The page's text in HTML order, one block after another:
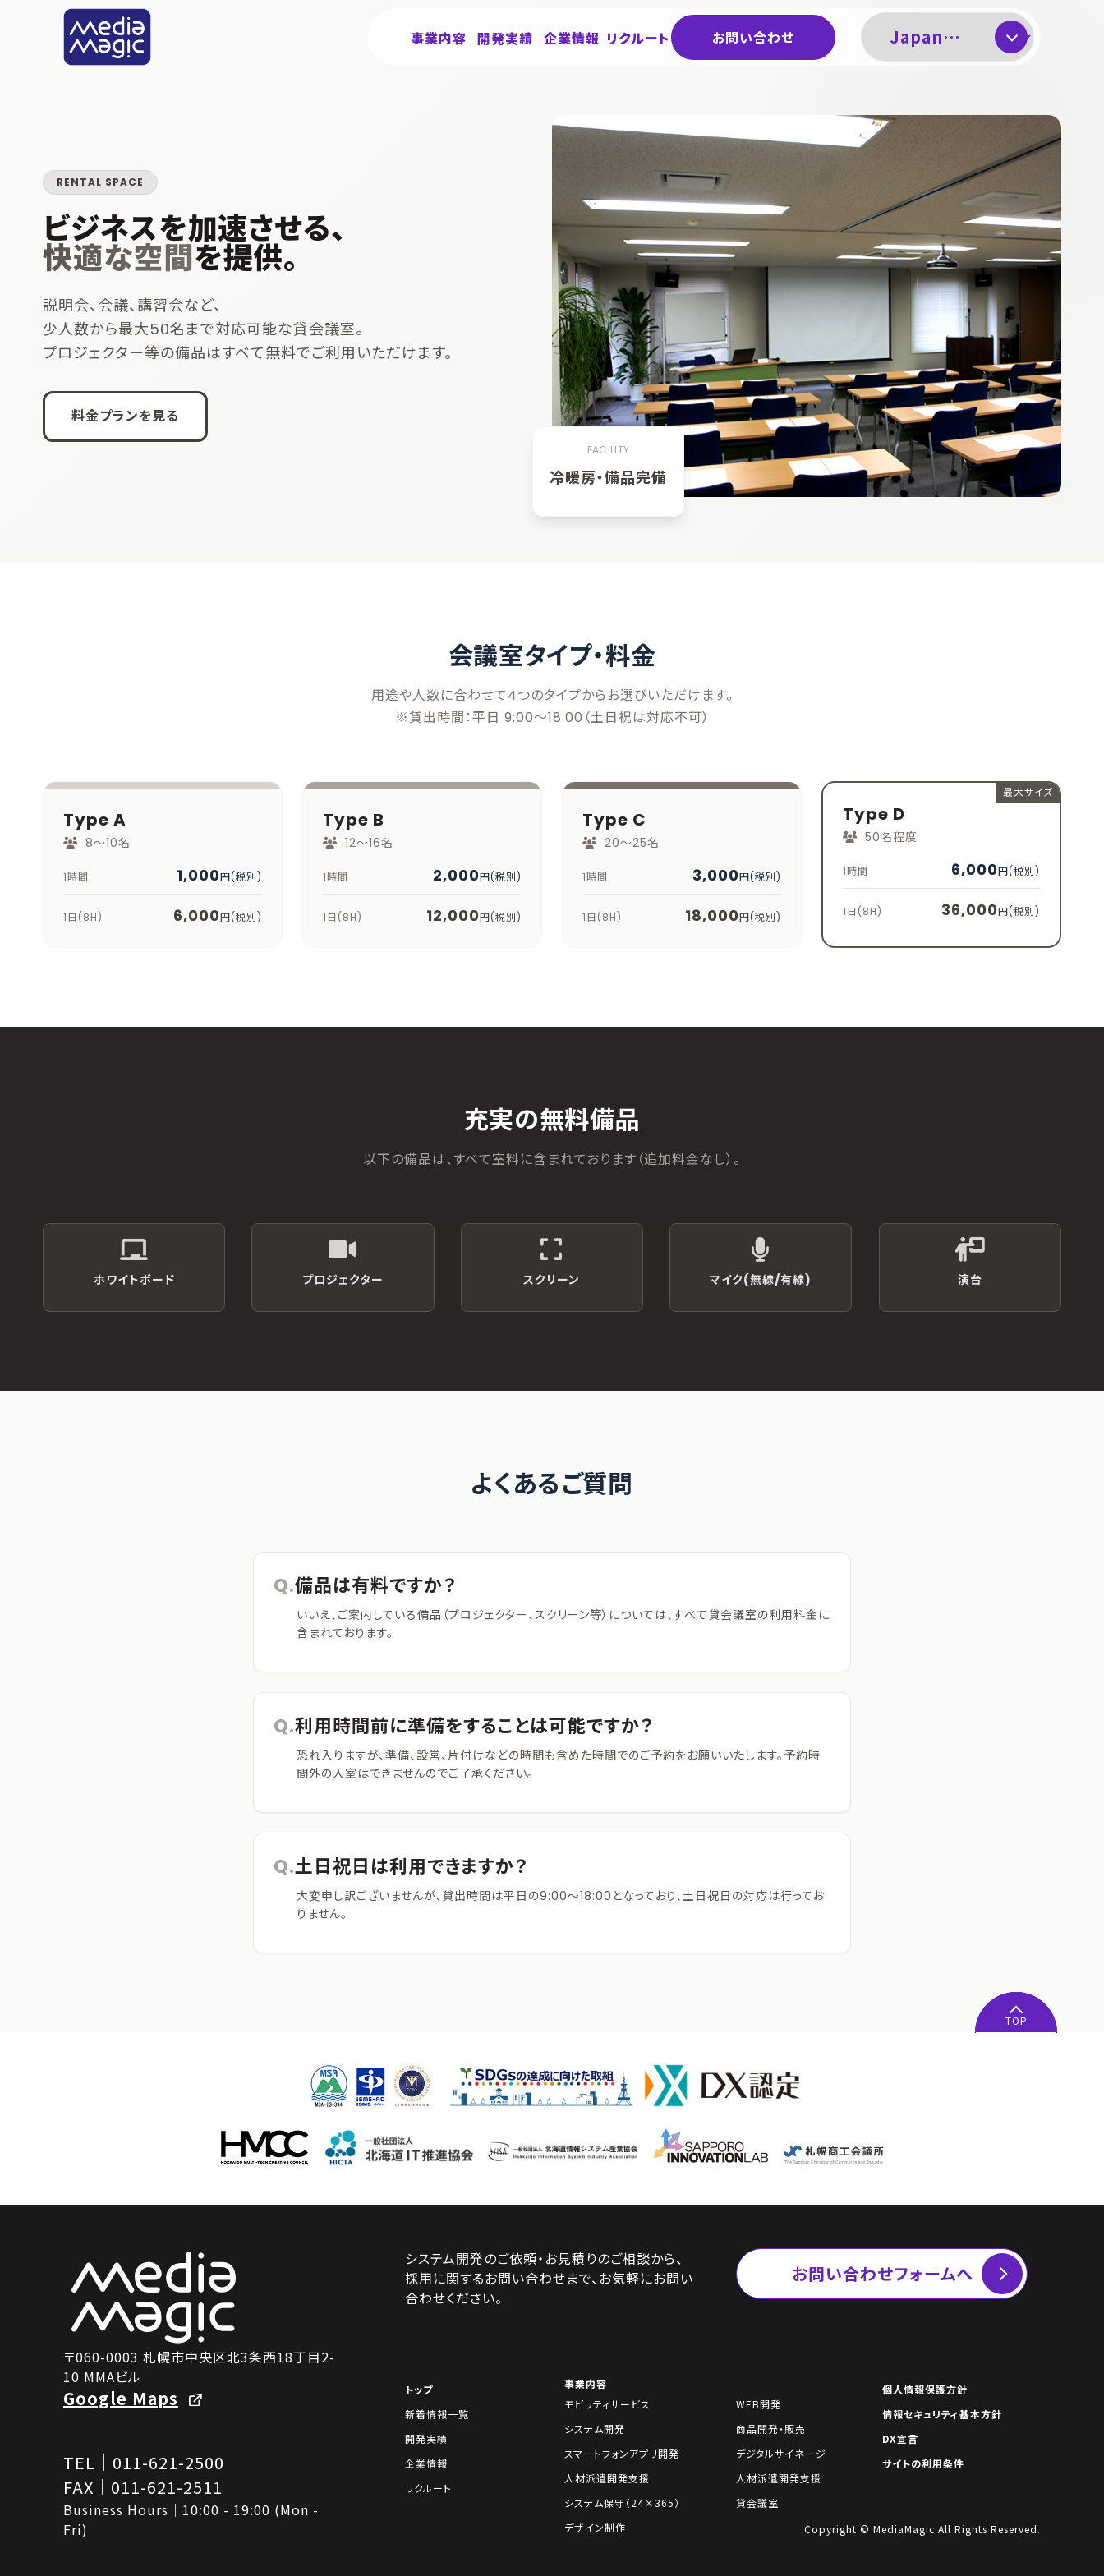
事業内容 開発実績 企業情報 リクルート お問い合わせ
RENTAL SPACE
ビジネスを加速させる、
快適な空間を提供。
説明会、会議、講習会など、
少人数から最大50名まで対応可能な貸会議室。
プロジェクター等の備品はすべて無料でご利用いただけます。
料金プランを見る
FACILITY
冷暖房・備品完備
会議室タイプ・料金
用途や人数に合わせて4つのタイプからお選びいただけます。
※貸出時間：平日 9:00～18:00（土日祝は対応不可）
Type A
8～10名
1時間 1,000円(税別)
1日(8H) 6,000円(税別)
Type B
12～16名
1時間 2,000円(税別)
1日(8H) 12,000円(税別)
Type C
20～25名
1時間 3,000円(税別)
1日(8H) 18,000円(税別)
最大サイズ
Type D
50名程度
1時間 6,000円(税別)
1日(8H) 36,000円(税別)
充実の無料備品
以下の備品は、すべて室料に含まれております（追加料金なし）。
ホワイトボード プロジェクター スクリーン マイク(無線/有線) 演台
よくあるご質問
Q.備品は有料ですか？
いいえ、ご案内している備品（プロジェクター、スクリーン等）については、すべて貸会議室の利用料金に
含まれております。
Q.利用時間前に準備をすることは可能ですか？
恐れ入りますが、準備、設営、片付けなどの時間も含めた時間でのご予約をお願いいたします。予約時
間外の入室はできませんのでご了承ください。
Q.土日祝日は利用できますか？
大変申し訳ございませんが、貸出時間は平日の9:00～18:00となっており、土日祝日の対応は行ってお
りません。
TOP
〒060-0003 札幌市中央区北3条西18丁目2-
10 MMAビル
Google Maps
TEL｜011-621-2500
FAX｜011-621-2511
Business Hours｜10:00 - 19:00 (Mon -
Fri)
システム開発のご依頼・お見積りのご相談から、
採用に関するお問い合わせまで、お気軽にお問い
合わせください。
お問い合わせフォームへ
トップ
新着情報一覧
開発実績
企業情報
リクルート
事業内容
モビリティサービス
システム開発
スマートフォンアプリ開発
人材派遣開発支援
システム保守（24×365）
デザイン制作
WEB開発
商品開発・販売
デジタルサイネージ
人材派遣開発支援
貸会議室
個人情報保護方針
情報セキュリティ基本方針
DX宣言
サイトの利用条件
Copyright © MediaMagic All Rights Reserved.